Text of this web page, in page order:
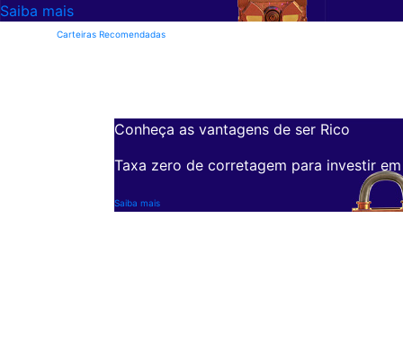
Saiba mais
Carteiras Recomendadas
Conheça as vantagens de ser Rico
Taxa zero de corretagem para investir
Saiba mais